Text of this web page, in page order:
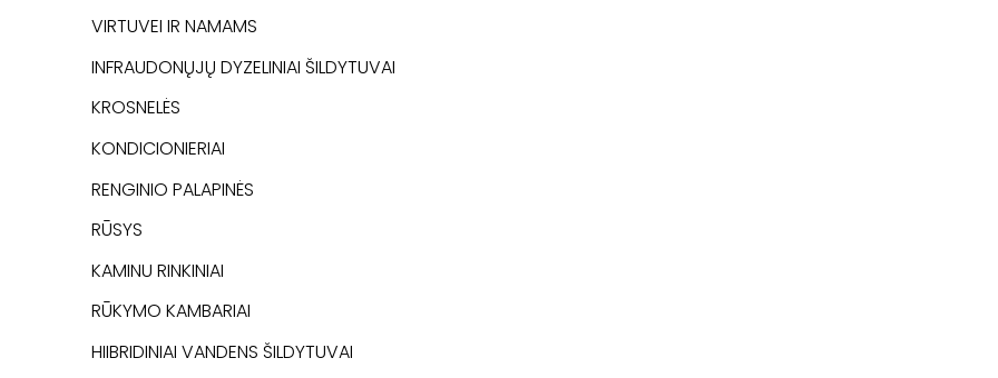
VIRTUVEI IR NAMAMS
INFRAUDONŲJŲ DYZELINIAI ŠILDYTUVAI
KROSNELĖS
KONDICIONIERIAI
RENGINIO PALAPINĖS
RŪSYS
KAMINU RINKINIAI
RŪKYMO KAMBARIAI
HIIBRIDINIAI VANDENS ŠILDYTUVAI